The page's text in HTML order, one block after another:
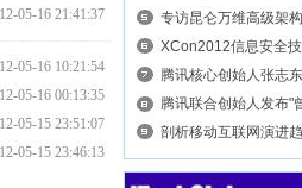
05-16 21:41:37
05-16 10:21:54
05-16 00:13:35
05-15 23:51:07
05-15 23:46:13
专访昆仑万维高级架
维安全？
XCon2012信息安全
15日于北京召开
腾讯核心创始人张志
术文化交流分享
腾讯联合创始人发布"
定义互联网的价值
剖析移动互联网演进